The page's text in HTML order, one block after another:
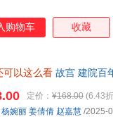
购物车 收藏
可以这么看 故宫 建院百
定价： ¥168.00 (6.43
杨婉丽 姜倩倩 赵嘉慧 /2025-